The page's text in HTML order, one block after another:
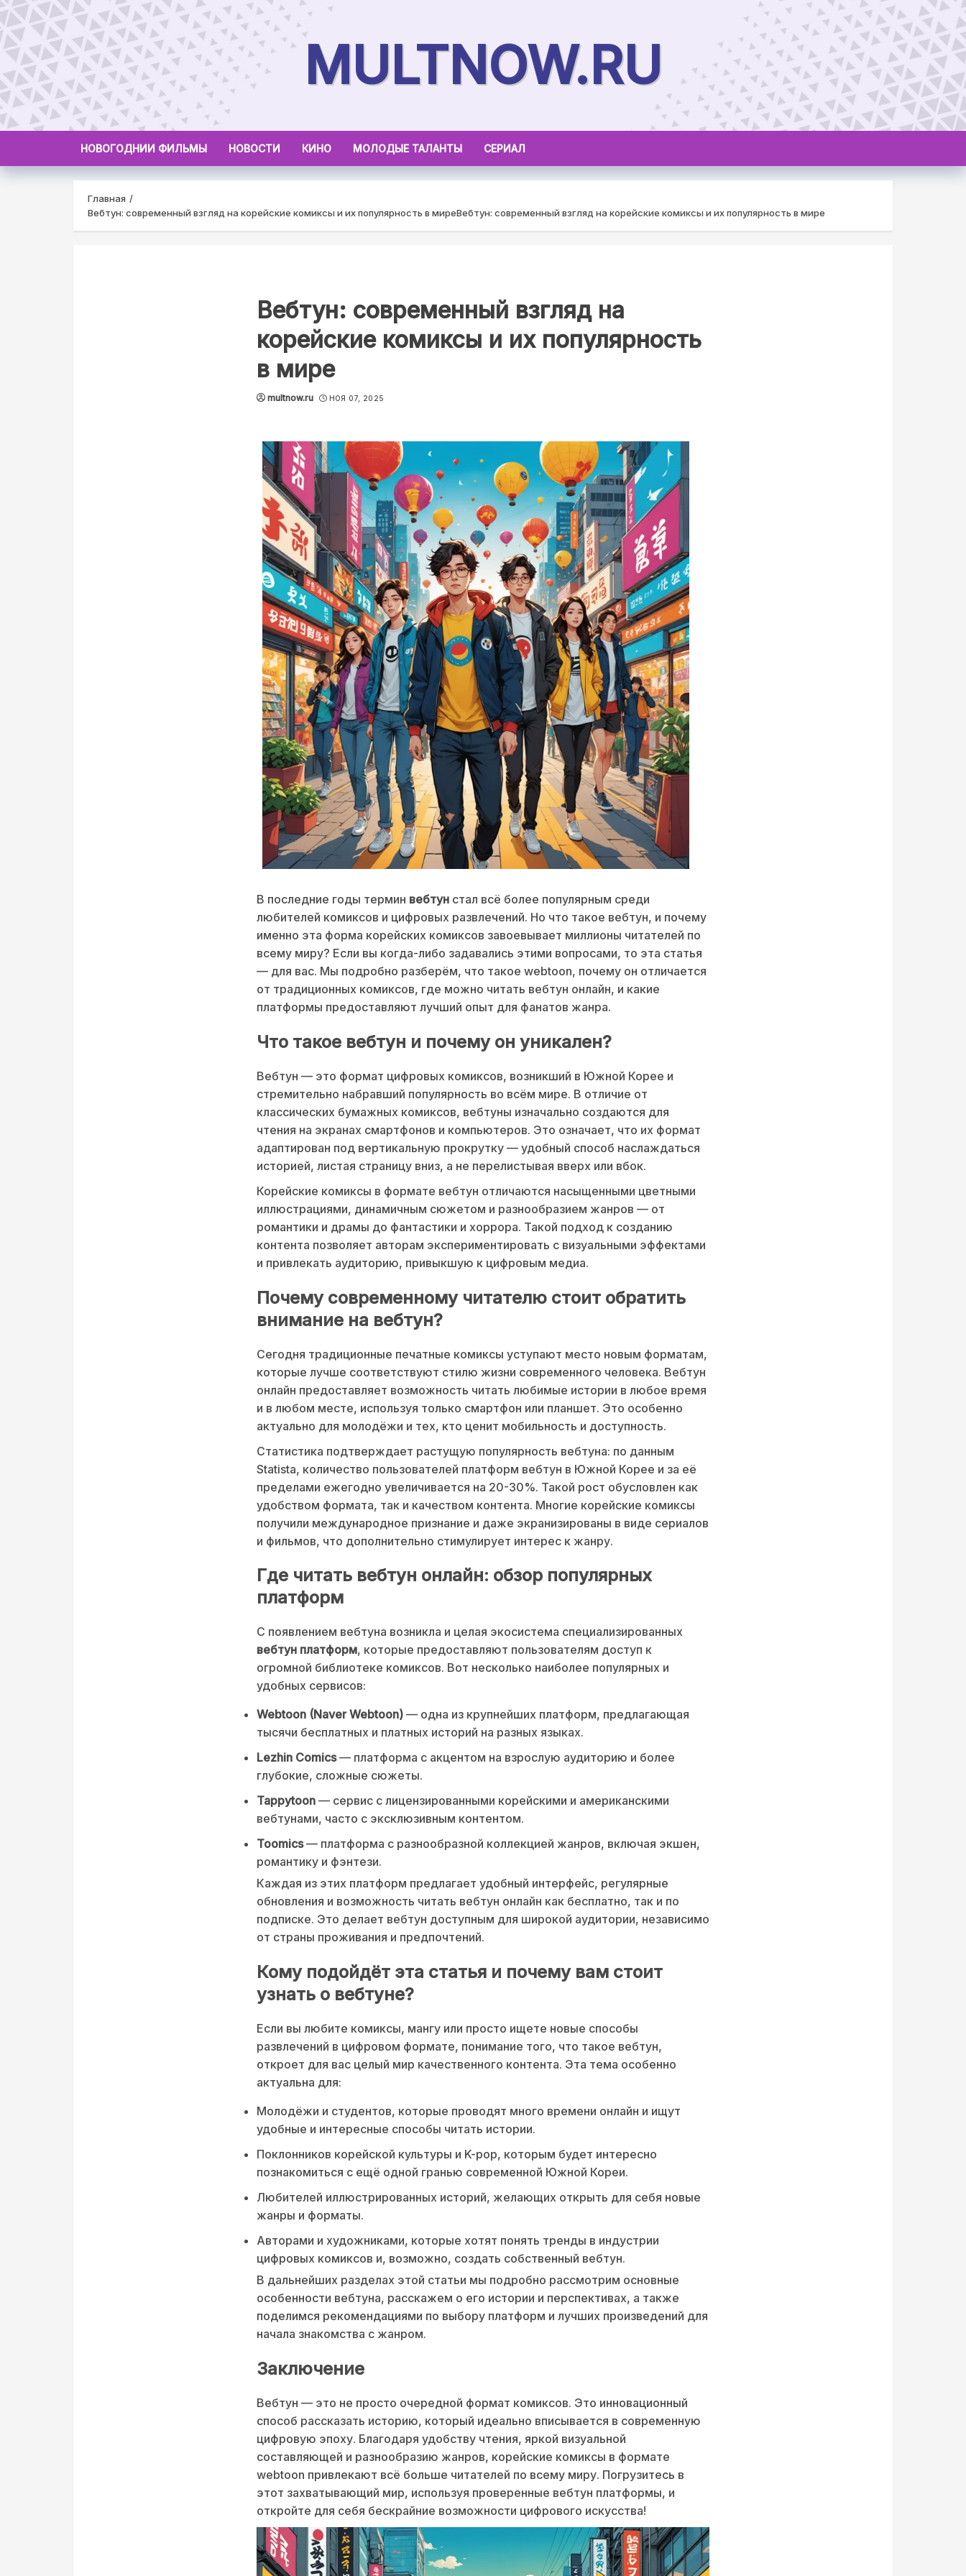
Skip
to
content
MULTNOW.RU
НОВОГОДНИИ ФИЛЬМЫ НОВОСТИ КИНО МОЛОДЫЕ ТАЛАНТЫ СЕРИАЛ
Главная
Вебтун: современный взгляд на корейские комиксы и их популярность в миреВебтун: современный взгляд на корейские комиксы и их популярность в мире
Вебтун: современный взгляд на
корейские комиксы и их популярность
в мире
multnow.ru НОЯ 07, 2025
В последние годы термин вебтун стал всё более популярным среди
любителей комиксов и цифровых развлечений. Но что такое вебтун, и почему
именно эта форма корейских комиксов завоевывает миллионы читателей по
всему миру? Если вы когда-либо задавались этими вопросами, то эта статья
— для вас. Мы подробно разберём, что такое webtoon, почему он отличается
от традиционных комиксов, где можно читать вебтун онлайн, и какие
платформы предоставляют лучший опыт для фанатов жанра.
Что такое вебтун и почему он уникален?
Вебтун — это формат цифровых комиксов, возникший в Южной Корее и
стремительно набравший популярность во всём мире. В отличие от
классических бумажных комиксов, вебтуны изначально создаются для
чтения на экранах смартфонов и компьютеров. Это означает, что их формат
адаптирован под вертикальную прокрутку — удобный способ наслаждаться
историей, листая страницу вниз, а не перелистывая вверх или вбок.
Корейские комиксы в формате вебтун отличаются насыщенными цветными
иллюстрациями, динамичным сюжетом и разнообразием жанров — от
романтики и драмы до фантастики и хоррора. Такой подход к созданию
контента позволяет авторам экспериментировать с визуальными эффектами
и привлекать аудиторию, привыкшую к цифровым медиа.
Почему современному читателю стоит обратить
внимание на вебтун?
Сегодня традиционные печатные комиксы уступают место новым форматам,
которые лучше соответствуют стилю жизни современного человека. Вебтун
онлайн предоставляет возможность читать любимые истории в любое время
и в любом месте, используя только смартфон или планшет. Это особенно
актуально для молодёжи и тех, кто ценит мобильность и доступность.
Статистика подтверждает растущую популярность вебтуна: по данным
Statista, количество пользователей платформ вебтун в Южной Корее и за её
пределами ежегодно увеличивается на 20-30%. Такой рост обусловлен как
удобством формата, так и качеством контента. Многие корейские комиксы
получили международное признание и даже экранизированы в виде сериалов
и фильмов, что дополнительно стимулирует интерес к жанру.
Где читать вебтун онлайн: обзор популярных
платформ
С появлением вебтуна возникла и целая экосистема специализированных
вебтун платформ, которые предоставляют пользователям доступ к
огромной библиотеке комиксов. Вот несколько наиболее популярных и
удобных сервисов:
Webtoon (Naver Webtoon) — одна из крупнейших платформ, предлагающая
тысячи бесплатных и платных историй на разных языках.
Lezhin Comics— платформа с акцентом на взрослую аудиторию и более
глубокие, сложные сюжеты.
Tappytoon — сервис с лицензированными корейскими и американскими
вебтунами, часто с эксклюзивным контентом.
Toomics— платформа с разнообразной коллекцией жанров, включая экшен,
романтику и фэнтези.
Каждая из этих платформ предлагает удобный интерфейс, регулярные
обновления и возможность читать вебтун онлайн как бесплатно, так и по
подписке. Это делает вебтун доступным для широкой аудитории, независимо
от страны проживания и предпочтений.
Кому подойдёт эта статья и почему вам стоит
узнать о вебтуне?
Если вы любите комиксы, мангу или просто ищете новые способы
развлечений в цифровом формате, понимание того, что такое вебтун,
откроет для вас целый мир качественного контента. Эта тема особенно
актуальна для:
Молодёжи и студентов, которые проводят много времени онлайн и ищут
удобные и интересные способы читать истории.
Поклонников корейской культуры и K-pop, которым будет интересно
познакомиться с ещё одной гранью современной Южной Кореи.
Любителей иллюстрированных историй, желающих открыть для себя новые
жанры и форматы.
Авторами и художниками, которые хотят понять тренды в индустрии
цифровых комиксов и, возможно, создать собственный вебтун.
В дальнейших разделах этой статьи мы подробно рассмотрим основные
особенности вебтуна, расскажем о его истории и перспективах, а также
поделимся рекомендациями по выбору платформ и лучших произведений для
начала знакомства с жанром.
Заключение
Вебтун — это не просто очередной формат комиксов. Это инновационный
способ рассказать историю, который идеально вписывается в современную
цифровую эпоху. Благодаря удобству чтения, яркой визуальной
составляющей и разнообразию жанров, корейские комиксы в формате
webtoon привлекают всё больше читателей по всему миру. Погрузитесь в
этот захватывающий мир, используя проверенные вебтун платформы, и
откройте для себя бескрайние возможности цифрового искусства!